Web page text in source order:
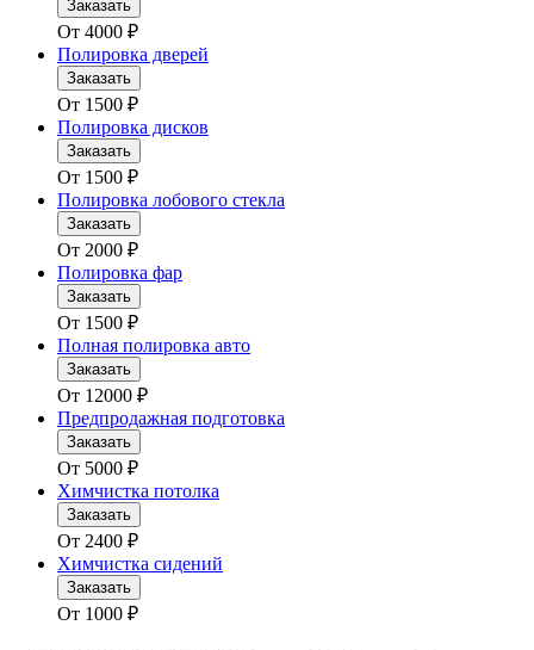
Заказать
От 4000 ₽
Полировка дверей
Заказать
От 1500 ₽
Полировка дисков
Заказать
От 1500 ₽
Полировка лобового стекла
Заказать
От 2000 ₽
Полировка фар
Заказать
От 1500 ₽
Полная полировка авто
Заказать
От 12000 ₽
Предпродажная подготовка
Заказать
От 5000 ₽
Химчистка потолка
Заказать
От 2400 ₽
Химчистка сидений
Заказать
От 1000 ₽